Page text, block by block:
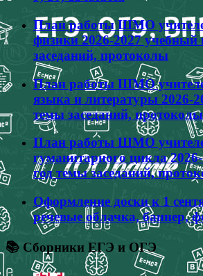
План работы ШМО
физики 2026-2027 учебный
заседаний, протоколы
План работы ШМО
языка и литературы 2026-
темы заседаний, протоколы
План работы ШМО
гуманитарного цикла
год темы заседаний,
Оформление доски к 1
речевые облачка, баннер,
📚 Сборники ЕГЭ и ОГЭ